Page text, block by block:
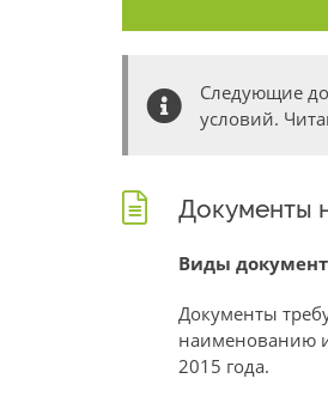
Следующие
условий.
Документы
Виды
Документы
наименованию
2015 года.